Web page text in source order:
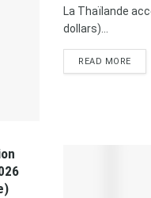
La Thaïlande
dollars)...
READ MORE